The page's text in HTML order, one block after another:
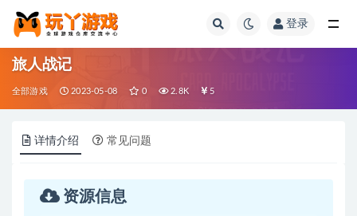
登录
旅人战记
全部游戏 2023-05-08 0 2.8K 5
详情介绍 常见问题
资源信息